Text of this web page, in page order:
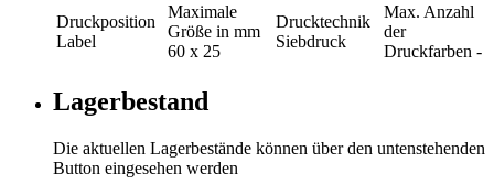
Druckposition
Label
Maximale
Größe in mm
60 x 25
Drucktechnik
Siebdruck
Max. Anzahl
der
Druckfarben -
Lagerbestand
Die aktuellen Lagerbestände können über den untenstehenden
Button eingesehen werden